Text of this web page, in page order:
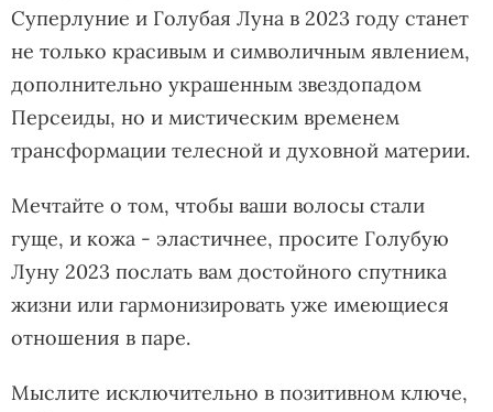
Суперлуние и Голубая Луна в 2023 году станет
не только красивым и символичным явлением,
дополнительно украшенным звездопадом
Персеиды, но и мистическим временем
трансформации телесной и духовной материи.
Мечтайте о том, чтобы ваши волосы стали
гуще, и кожа - эластичнее, просите Голубую
Луну 2023 послать вам достойного спутника
жизни или гармонизировать уже имеющиеся
отношения в паре.
Мыслите исключительно в позитивном ключе,